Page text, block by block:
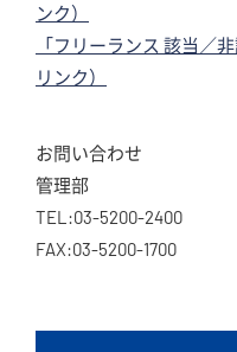
ンク）
「フリーランス 該当／
リンク）
お問い合わせ
管理部
TEL:03-5200-2400
FAX:03-5200-1700